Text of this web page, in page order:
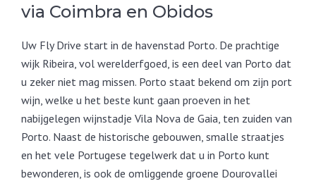
via Coimbra en Obidos
Uw Fly Drive start in de havenstad Porto. De prachtige
wijk Ribeira, vol werelderfgoed, is een deel van Porto dat
u zeker niet mag missen. Porto staat bekend om zijn port
wijn, welke u het beste kunt gaan proeven in het
nabijgelegen wijnstadje Vila Nova de Gaia, ten zuiden van
Porto. Naast de historische gebouwen, smalle straatjes
en het vele Portugese tegelwerk dat u in Porto kunt
bewonderen, is ook de omliggende groene Dourovallei